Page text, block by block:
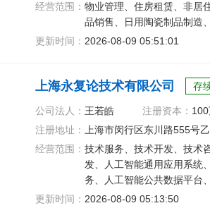
经营范围： 物业管理、住房租赁、非居
品销售、日用陶瓷制品制造
更新时间： 2026-08-09 05:51:01
上海永复论技术有限公司 存
公司法人： 王若皓 注册资本：
注册地址：
上海市闵行区东川路555号
经营范围： 技术服务、技术开发、技术
发、人工智能通用应用系统
务、人工智能公共数据平台
料销售
更新时间： 2026-08-09 05:13:50